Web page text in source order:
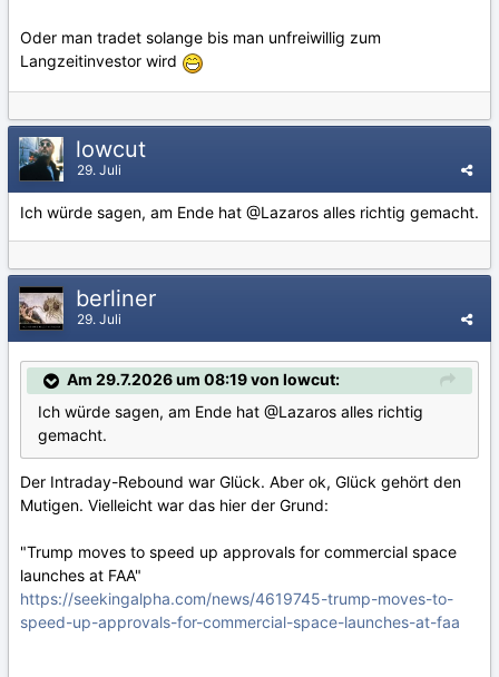
Oder man tradet solange bis man unfreiwillig zum
Langzeitinvestor wird
lowcut
29. Juli
Ich würde sagen, am Ende hat @Lazaros alles richtig gemacht.
berliner
29. Juli
Am 29.7.2026 um 08:19 von lowcut:
Ich würde sagen, am Ende hat @Lazaros alles richtig
gemacht.
Der Intraday-Rebound war Glück. Aber ok, Glück gehört den
Mutigen. Vielleicht war das hier der Grund:
"Trump moves to speed up approvals for commercial space
launches at FAA"
https://seekingalpha.com/news/4619745-trump-moves-to-
speed-up-approvals-for-commercial-space-launches-at-faa